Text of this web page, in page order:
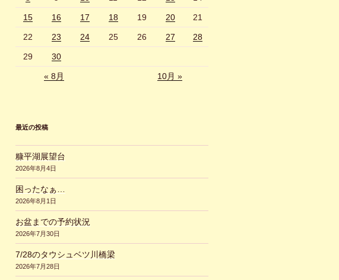
15 16 17 18 19 20 21
22 23 24 25 26 27 28
29 30
« 8月 10月 »
最近の投稿
糠平湖展望台
2026年8月4日
困ったなぁ…
2026年8月1日
お盆までの予約状況
2026年7月30日
7/28のタウシュベツ川橋梁
2026年7月28日